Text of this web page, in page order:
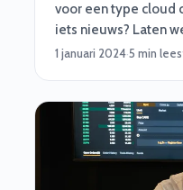
voor een type cloud
iets nieuws? Laten
benadering werkt,
1 januari 2024·5 min